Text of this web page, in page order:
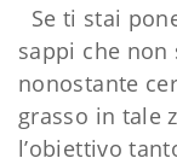
Se ti stai
sappi che non
nonostante
grasso in tale
l’obiettivo